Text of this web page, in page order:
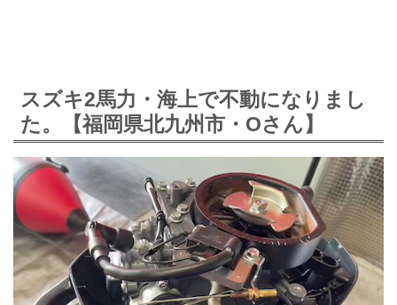
スズキ2馬力・海上で不動になりまし
た。【福岡県北九州市・Oさん】